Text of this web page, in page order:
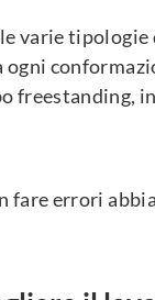
varie tipologie
freestanding,
fare errori